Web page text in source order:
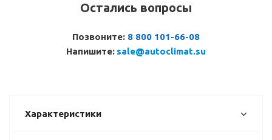
Остались вопросы
Позвоните: 8 800 101-66-08
Напишите: sale@autoclimat.su
Характеристики